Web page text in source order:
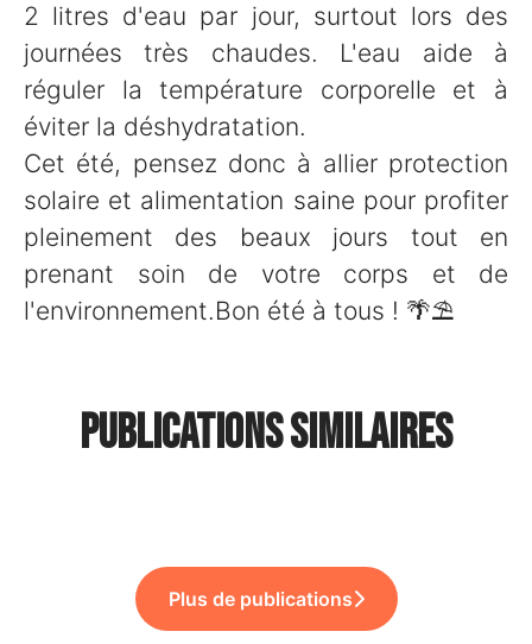
2 litres d'eau par jour, surtout lors des
journées très chaudes. L'eau aide à
réguler la température corporelle et à
éviter la déshydratation.
Cet été, pensez donc à allier protection
solaire et alimentation saine pour profiter
pleinement des beaux jours tout en
prenant soin de votre corps et de
l'environnement.Bon été à tous ! 🌴⛱️
Publications similaires
🏆 Foodles primé pour son
🌱 Bingo RSE : un challenge
annuel… et une soirée au
📸 Un nouveau shooting
Plus de publications